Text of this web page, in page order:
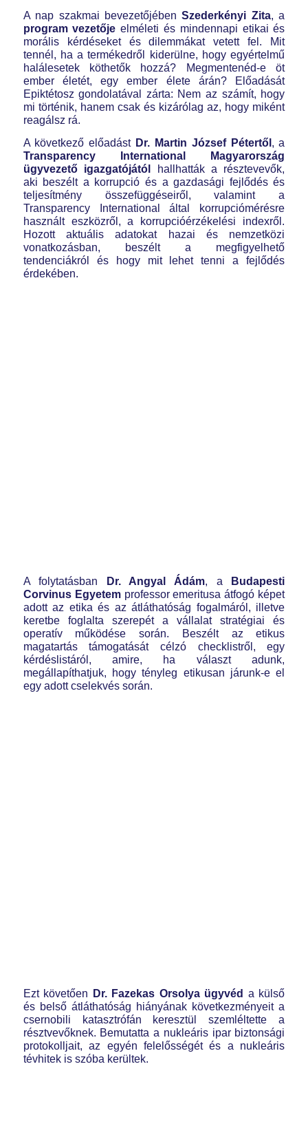
A nap szakmai bevezetőjébenSzederkényi Zita, a
program vezetője elméleti és mindennapi etikai és
morális kérdéseket és dilemmákat vetett fel. Mit
tennél, ha a termékedről kiderülne, hogy egyértelmű
halálesetek köthetők hozzá? Megmentenéd-e öt
ember életét, egy ember élete árán? Előadását
Epiktétosz gondolatával zárta: Nem az számít, hogy
mi történik, hanem csak és kizárólag az, hogy miként
reagálsz rá.
A következő előadást Dr. Martin József Pétertől , a
Transparency International Magyarország
ügyvezető igazgatójától
hallhatták a résztevevők,
aki beszélt a korrupció és a gazdasági fejlődés és
teljesítmény összefüggéseiről, valamint a
Transparency International által korrupciómérésre
használt eszközről, a korrupcióérzékelési indexről.
Hozott aktuális adatokat hazai és nemzetközi
vonatkozásban, beszélt a megfigyelhető
tendenciákról és hogy mit lehet tenni a fejlődés
érdekében.
A folytatásban Dr. Angyal Ádám, a
Budapesti
Corvinus Egyetemprofessor emeritusa átfogó képet
adott az etika és az átláthatóság fogalmáról, illetve
keretbe foglalta szerepét a vállalat stratégiai és
operatív működése során. Beszélt az etikus
magatartás támogatását célzó checklistről, egy
kérdéslistáról, amire, ha választ adunk,
megállapíthatjuk, hogy tényleg etikusan járunk-e el
egy adott cselekvés során.
Ezt követően Dr. Fazekas Orsolyaügyvéd a külső
és belső átláthatóság hiányának következményeit a
csernobili katasztrófán keresztül szemléltette a
résztvevőknek. Bemutatta a nukleáris ipar biztonsági
protokolljait, az egyén felelősségét és a nukleáris
tévhitek is szóba kerültek.